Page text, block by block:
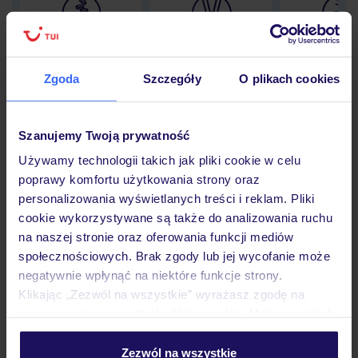
Zgoda Szczegóły O plikach cookies
Szanujemy Twoją prywatność
Używamy technologii takich jak pliki cookie w celu
poprawy komfortu użytkowania strony oraz
personalizowania wyświetlanych treści i reklam. Pliki
cookie wykorzystywane są także do analizowania ruchu
na naszej stronie oraz oferowania funkcji mediów
społecznościowych. Brak zgody lub jej wycofanie może
negatywnie wpłynąć na niektóre funkcje strony.
Klikając „Zezwól na wszystkie” wyrażasz zgodę na
personalizować swój wybór wchodząc w zakładkę
Zezwól na wszystkie
Lider niskich cen 30 lat w
Hotel
Pokoje
Wyżywienie
Atrakcje